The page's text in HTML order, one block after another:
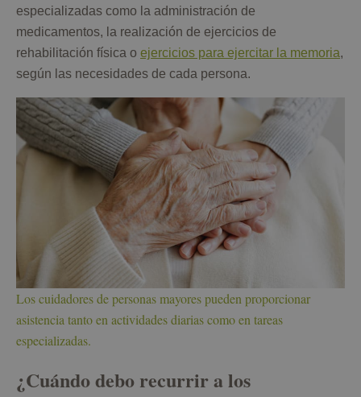
especializadas como la administración de
medicamentos, la realización de ejercicios de
rehabilitación física o ejercicios para ejercitar la memoria,
según las necesidades de cada persona.
Los cuidadores de personas mayores pueden proporcionar
asistencia tanto en actividades diarias como en tareas
especializadas.
¿Cuándo debo recurrir a los